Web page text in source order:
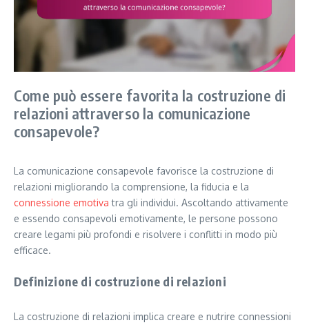
Come può essere favorita la costruzione di
relazioni attraverso la comunicazione
consapevole?
La comunicazione consapevole favorisce la costruzione di
relazioni migliorando la comprensione, la fiducia e la
connessione emotiva tra gli individui. Ascoltando attivamente
e essendo consapevoli emotivamente, le persone possono
creare legami più profondi e risolvere i conflitti in modo più
efficace.
Definizione di costruzione di relazioni
La costruzione di relazioni implica creare e nutrire connessioni